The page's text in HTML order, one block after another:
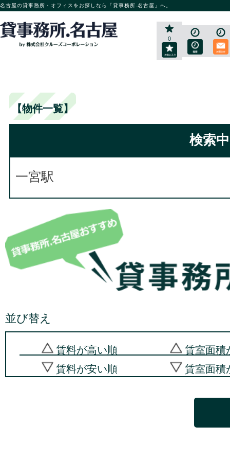
名古屋の貸事務所・オフィスをお探しなら「貸事務所.名古屋」へ。
0
【物件一覧】
検索
一宮駅
並び替え
賃料が高い順
賃料が安い順
賃室面積
賃室面積